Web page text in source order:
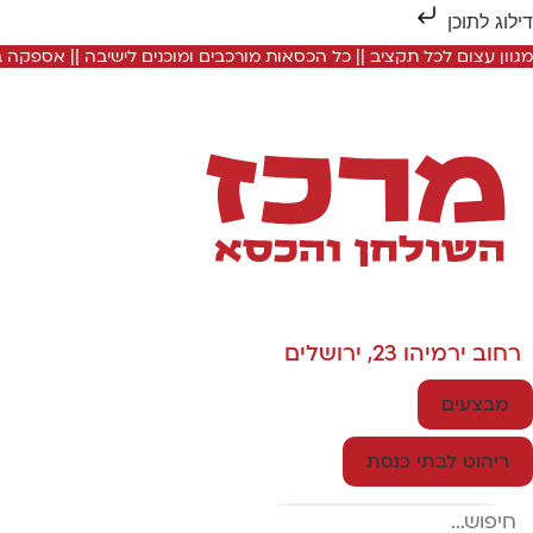
דילוג לתוכן
מגוון עצום לכל תקציב || כל הכסאות מורכבים ומוכנים לישיבה ||
רחוב ירמיהו 23, ירושלים
מבצעים
ריהוט לבתי כנסת
Search